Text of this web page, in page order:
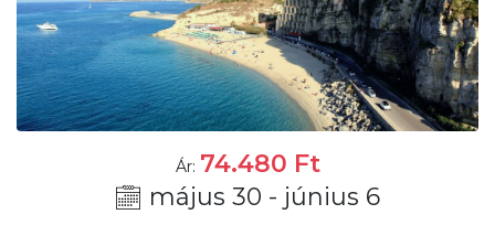
Ár: 74.480 Ft
május 30 - június 6